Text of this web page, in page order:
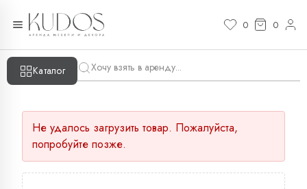
0 0
Каталог
Не удалось загрузить товар. Пожалуйста,
попробуйте позже.